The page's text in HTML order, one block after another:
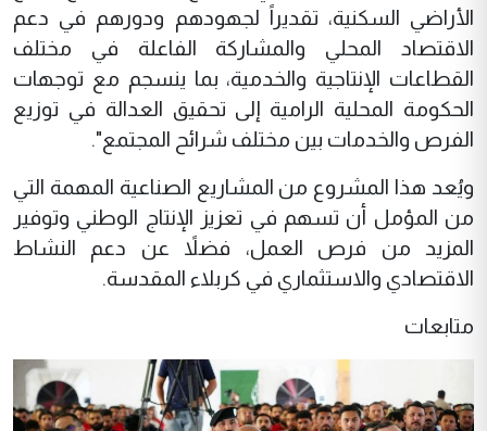
الأراضي السكنية، تقديراً لجهودهم ودورهم في دعم
الاقتصاد المحلي والمشاركة الفاعلة في مختلف
القطاعات الإنتاجية والخدمية، بما ينسجم مع توجهات
الحكومة المحلية الرامية إلى تحقيق العدالة في توزيع
الفرص والخدمات بين مختلف شرائح المجتمع".
ويُعد هذا المشروع من المشاريع الصناعية المهمة التي
من المؤمل أن تسهم في تعزيز الإنتاج الوطني وتوفير
المزيد من فرص العمل، فضلاً عن دعم النشاط
الاقتصادي والاستثماري في كربلاء المقدسة.
متابعات